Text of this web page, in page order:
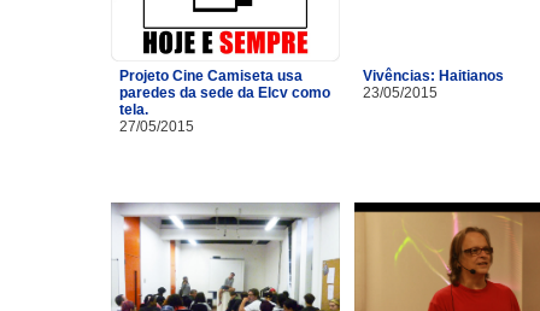
Projeto Cine Camiseta usa
paredes da sede da Elcv como
tela.
27/05/2015
Vivências: Haitianos
23/05/2015